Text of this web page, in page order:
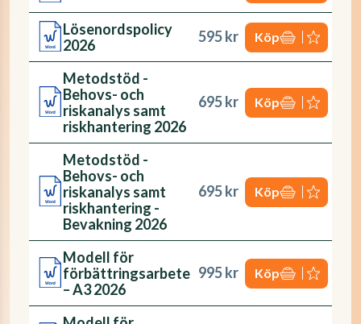
Lösenordspolicy
2026
595 kr Köp
Metodstöd -
Behovs- och
riskanalys samt
riskhantering 2026
695 kr Köp
Metodstöd -
Behovs- och
riskanalys samt
riskhantering -
Bevakning 2026
695 kr Köp
Modell för
förbättringsarbete
– A3 2026
995 kr Köp